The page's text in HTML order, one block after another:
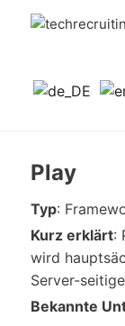
Play
Typ:
Kurz erklärt:
wird
Server-
Bekannte